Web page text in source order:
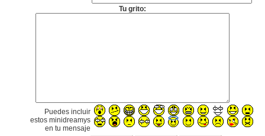
Tu grito:
Puedes incluir
estos minidreamys
en tu mensaje